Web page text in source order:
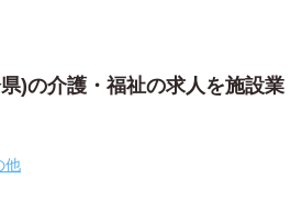
)の介護・福祉の求人を施設業
他